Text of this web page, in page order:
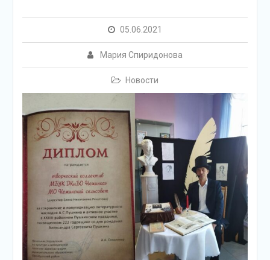
05.06.2021
Мария Спиридонова
Новости